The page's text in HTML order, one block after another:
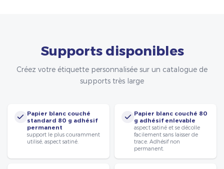
Supports disponibles
Créez votre étiquette personnalisée sur un catalogue de
supports très large
Papier blanc couché
standard 80 g adhésif
permanent
support le plus couramment
utilisé, aspect satiné.
Papier blanc couché 80
g adhésif enlevable
aspect satiné et se décolle
facilement sans laisser de
trace. Adhésif non
permanent.